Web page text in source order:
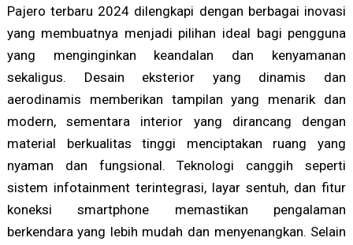
Pajero terbaru 2024 dilengkapi dengan berbagai inovasi
yang membuatnya menjadi pilihan ideal bagi pengguna
yang menginginkan keandalan dan kenyamanan
sekaligus. Desain eksterior yang dinamis dan
aerodinamis memberikan tampilan yang menarik dan
modern, sementara interior yang dirancang dengan
material berkualitas tinggi menciptakan ruang yang
nyaman dan fungsional. Teknologi canggih seperti
sistem infotainment terintegrasi, layar sentuh, dan fitur
koneksi smartphone memastikan pengalaman
berkendara yang lebih mudah dan menyenangkan. Selain